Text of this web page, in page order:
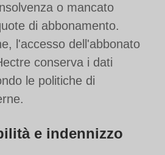
o mancato
di abbonamento.
l'accesso dell'abbonato
conserva i dati
le politiche di
e indennizzo